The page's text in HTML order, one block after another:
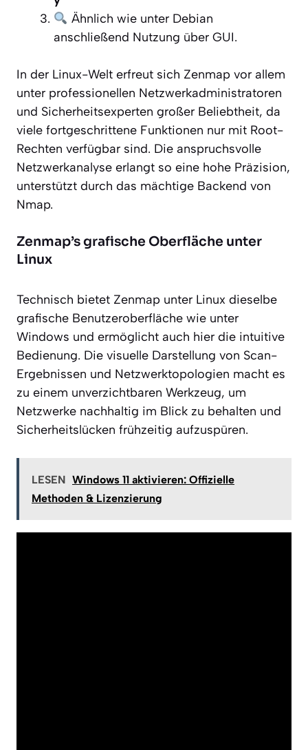
Ähnlich wie unter Debian
anschließend Nutzung über GUI.
In der Linux-Welt erfreut sich Zenmap vor allem
unter professionellen Netzwerkadministratoren
und Sicherheitsexperten großer Beliebtheit, da
viele fortgeschrittene Funktionen nur mit Root-
Rechten verfügbar sind. Die anspruchsvolle
Netzwerkanalyse erlangt so eine hohe Präzision,
unterstützt durch das mächtige Backend von
Nmap.
Zenmap’s grafische Oberfläche unter
Linux
Technisch bietet Zenmap unter Linux dieselbe
grafische Benutzeroberfläche wie unter
Windows und ermöglicht auch hier die intuitive
Bedienung. Die visuelle Darstellung von Scan-
Ergebnissen und Netzwerktopologien macht es
zu einem unverzichtbaren Werkzeug, um
Netzwerke nachhaltig im Blick zu behalten und
Sicherheitslücken frühzeitig aufzuspüren.
LESEN Windows 11 aktivieren: Offizielle
Methoden & Lizenzierung